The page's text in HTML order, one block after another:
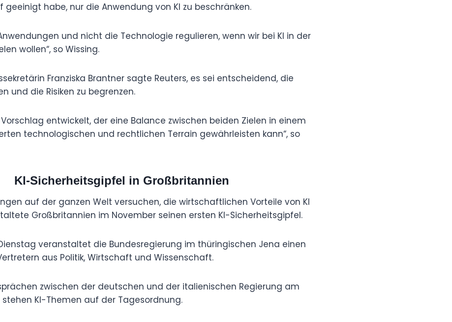
habe, nur die Anwendung von KI zu beschränken.
und nicht die Technologie regulieren, wenn wir bei KI in der
wollen“, so Wissing.
Franziska Brantner sagte Reuters, es sei entscheidend, die
und die Risiken zu begrenzen.
entwickelt, der eine Balance zwischen beiden Zielen in einem
technologischen und rechtlichen Terrain gewährleisten kann“, so
KI-Sicherheitsgipfel in Großbritannien
auf der ganzen Welt versuchen, die wirtschaftlichen Vorteile von KI
Großbritannien im November seinen ersten KI-Sicherheitsgipfel.
veranstaltet die Bundesregierung im thüringischen Jena einen
aus Politik, Wirtschaft und Wissenschaft.
zwischen der deutschen und der italienischen Regierung am
stehen KI-Themen auf der Tagesordnung.